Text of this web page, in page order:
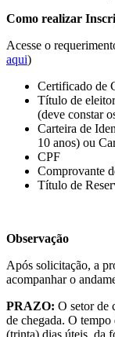
Como realizar
Acesse o
aqui)
Certificado de
Título de
(deve constar
Carteira de
10 anos) ou
CPF
Comprovante
Título de
Observação
Após solicitação, a
acompanhar o
PRAZO: O setor de
de chegada. O tempo